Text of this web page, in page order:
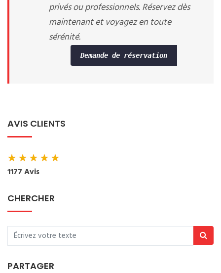
privés ou professionnels. Réservez dès
maintenant et voyagez en toute
sérénité.
Demande de réservation
AVIS CLIENTS
★★★★★
1177 Avis
CHERCHER
PARTAGER